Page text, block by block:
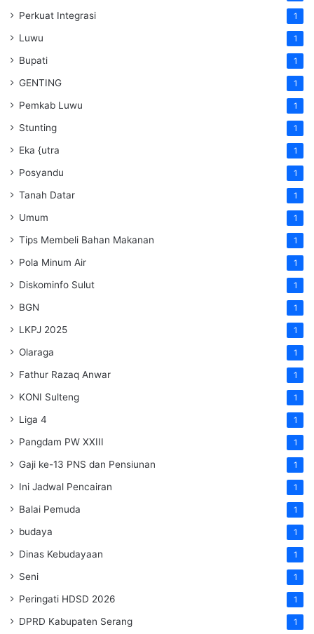
Perkuat Integrasi 1
Luwu 1
Bupati 1
GENTING 1
Pemkab Luwu 1
Stunting 1
Eka {utra 1
Posyandu 1
Tanah Datar 1
Umum 1
Tips Membeli Bahan Makanan 1
Pola Minum Air 1
Diskominfo Sulut 1
BGN 1
LKPJ 2025 1
Olaraga 1
Fathur Razaq Anwar 1
KONI Sulteng 1
Liga 4 1
Pangdam PW XXIII 1
Gaji ke-13 PNS dan Pensiunan 1
Ini Jadwal Pencairan 1
Balai Pemuda 1
budaya 1
Dinas Kebudayaan 1
Seni 1
Peringati HDSD 2026 1
DPRD Kabupaten Serang 1